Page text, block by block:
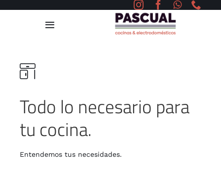
Toggle
Proyectos
Todo lo necesario para
tu cocina.
Entendemos tus necesidades.